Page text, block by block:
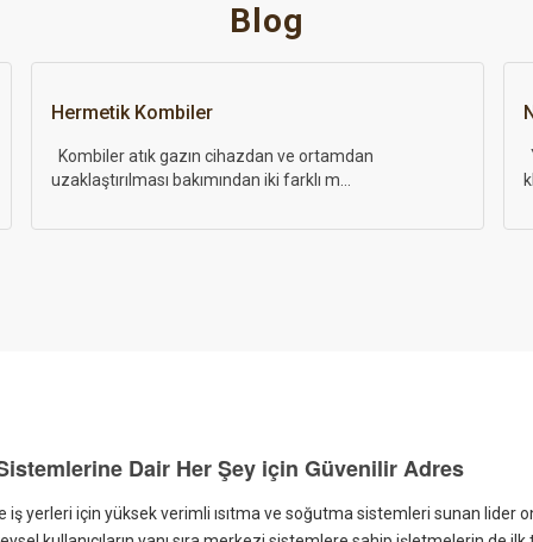
Blog
Neden Yoğuşmalı Kombi?
Yoğuşmalı Kombiler çalışma prensipleri açısından
klasik kombiler ile ...
Dair Her Şey için Güvenilir Adres
iş yerleri için yüksek verimli ısıtma ve soğutma sistemleri sunan